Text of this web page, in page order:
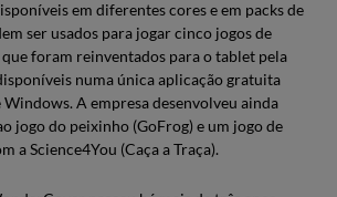
em diferentes cores e em packs de
ser usados para jogar cinco jogos de
foram reinventados para o tablet pela
numa única aplicação gratuita
A empresa desenvolveu ainda
jogo do peixinho (GoFrog) e um jogo de
a Science4You (Caça a Traça).